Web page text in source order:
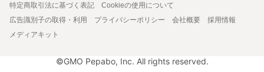
特定商取引法に基づく表記
Cookieの使用について
広告識別子の取得・利用
プライバシーポリシー 会社概要
採用情報
メディアキット
©GMO Pepabo, Inc. All rights reserved.